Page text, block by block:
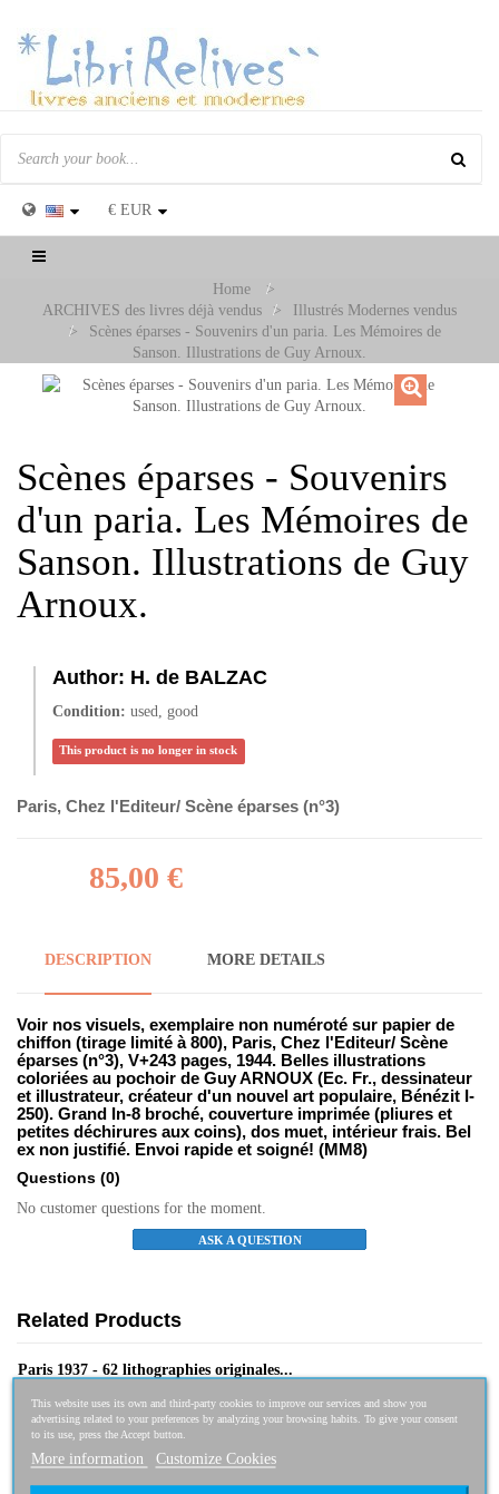
€ EUR
Toggle
Home
>
ARCHIVES des livres déjà vendus
>
Illustrés Modernes vendus
>
Scènes éparses - Souvenirs d'un paria. Les Mémoires de
Sanson. Illustrations de Guy Arnoux.
Scènes éparses - Souvenirs
d'un paria. Les Mémoires de
Sanson. Illustrations de Guy
Arnoux.
Author: H. de BALZAC
Condition: used, good
This product is no longer in stock
Paris, Chez l'Editeur/ Scène éparses (n°3)
85,00 €
DESCRIPTION MORE DETAILS
Voir nos visuels, exemplaire non numéroté sur papier de
chiffon (tirage limité à 800), Paris, Chez l'Editeur/ Scène
éparses (n°3), V+243 pages, 1944. Belles illustrations
coloriées au pochoir de Guy ARNOUX (Ec. Fr., dessinateur
et illustrateur, créateur d'un nouvel art populaire, Bénézit I-
250). Grand In-8 broché, couverture imprimée (pliures et
petites déchirures aux coins), dos muet, intérieur frais. Bel
ex non justifié. Envoi rapide et soigné! (MM8)
Questions (0)
No customer questions for the moment.
ASK A QUESTION
Related Products
Paris 1937 - 62 lithographies originales...
2 900,00 €
Out of stock
This website uses its own and third-party cookies to improve our services and show you
advertising related to your preferences by analyzing your browsing habits. To give your consent
to its use, press the Accept button.
More information Customize Cookies